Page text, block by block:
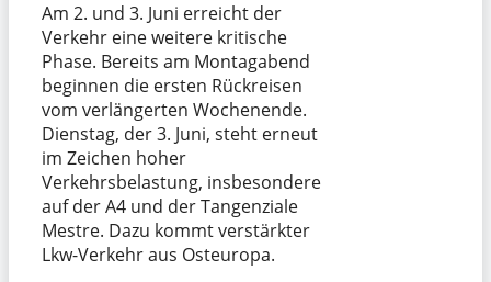
Am 2. und 3. Juni erreicht der
Verkehr eine weitere kritische
Phase. Bereits am Montagabend
beginnen die ersten Rückreisen
vom verlängerten Wochenende.
Dienstag, der 3. Juni, steht erneut
im Zeichen hoher
Verkehrsbelastung, insbesondere
auf der A4 und der Tangenziale
Mestre. Dazu kommt verstärkter
Lkw-Verkehr aus Osteuropa.